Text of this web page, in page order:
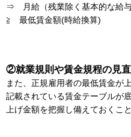
⇒ 月給（残業除く基本的な給
≧ 最低賃金額(時給換算)
②就業規則や賃金規程の見
また、正規雇用者の最低賃金が
記載されている賃金テーブルが
上げ金額を把握し備えておくこ